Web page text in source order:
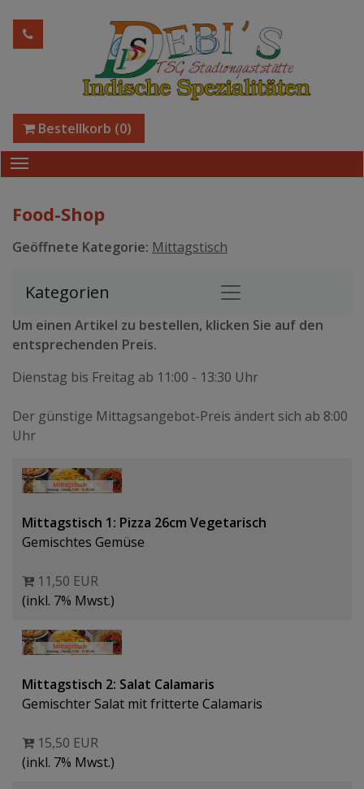
Bestellkorb (0)
Food-Shop
Geöffnete Kategorie: Mittagstisch
Kategorien
Um einen Artikel zu bestellen, klicken Sie auf den
entsprechenden Preis.
Dienstag bis Freitag ab 11:00 - 13:30 Uhr
Der günstige Mittagsangebot-Preis ändert sich ab 8:00
Uhr
Mittagstisch 1: Pizza 26cm Vegetarisch
Gemischtes Gemüse
11,50 EUR
(inkl. 7% Mwst.)
Mittagstisch 2: Salat Calamaris
Gemischter Salat mit fritterte Calamaris
15,50 EUR
(inkl. 7% Mwst.)